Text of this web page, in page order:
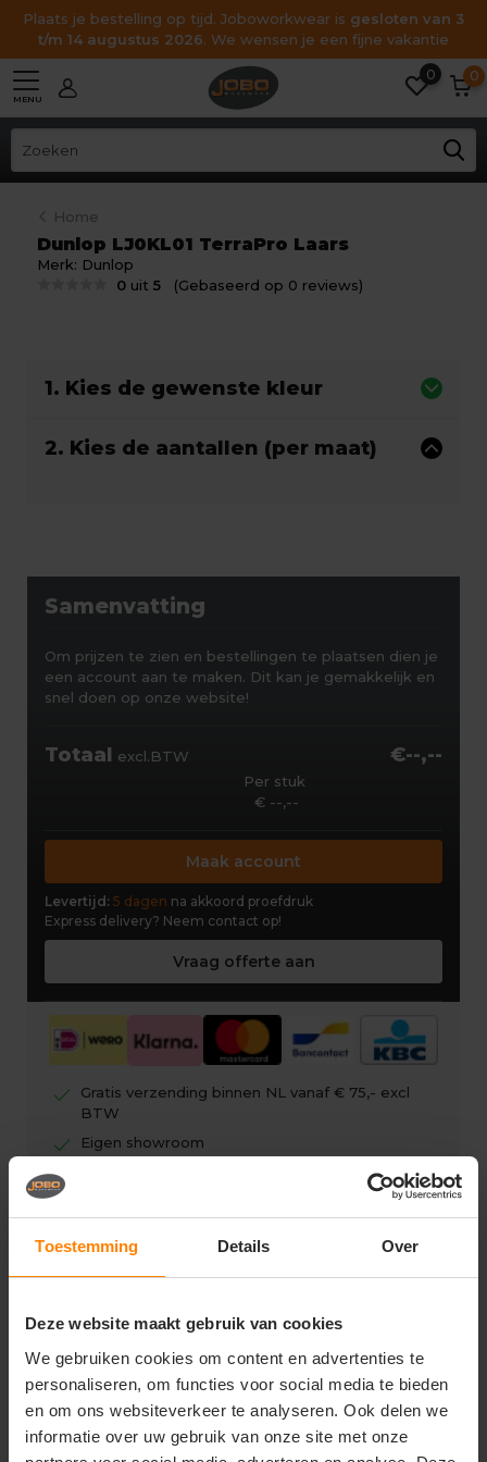
Toestemming Details Over
Deze website maakt gebruik van cookies
We gebruiken cookies om content en advertenties te
personaliseren, om functies voor social media te bieden
en om ons websiteverkeer te analyseren. Ook delen we
informatie over uw gebruik van onze site met onze
Plaats je bestelling op tijd. Joboworkwear is gesloten van 3
t/m 14 augustus 2026. We wensen je een fijne vakantie
MENU
0 0
Home
Dunlop LJ0KL01 TerraPro Laars
Merk: Dunlop
0 uit5 (Gebaseerd op 0 reviews)
1. Kies de gewenste kleur
2. Kies de aantallen (per maat)
Samenvatting
Om prijzen te zien en bestellingen te plaatsen dien je
een account aan te maken. Dit kan je gemakkelijk en
snel doen op onze website!
Totaal excl.BTW €--,--
Per stuk
€ --,--
Maak account
Levertijd: 5 dagen na akkoord proefdruk
Express delivery? Neem contact op!
Vraag offerte aan
check
Gratis verzending binnen NL vanaf € 75,- excl
BTW
check Eigen showroom
check
Vragen? Neem contact op
call +31(0)418 511 972
mail info@joboworkwear.nl